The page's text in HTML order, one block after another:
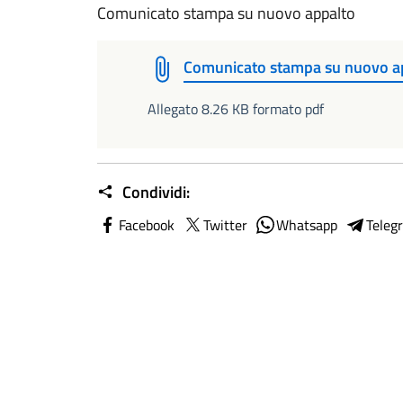
Comunicato stampa su nuovo appalto
Comunicato stampa su nuovo
Allegato 8.26 KB formato pdf
Condividi:
Facebook Twitter Whatsapp